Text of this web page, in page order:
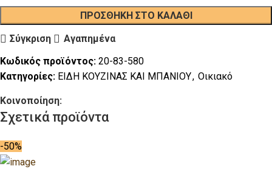
ΠΡΟΣΘΉΚΗ ΣΤΟ ΚΑΛΆΘΙ
Σύγκριση
Αγαπημένα
Κωδικός προϊόντος: 20-83-580
Κατηγορίες: ΕΙΔΗ ΚΟΥΖΙΝΑΣ ΚΑΙ ΜΠΑΝΙΟΥ, Οικιακό
Κοινοποίηση:
Σχετικά προϊόντα
-50%